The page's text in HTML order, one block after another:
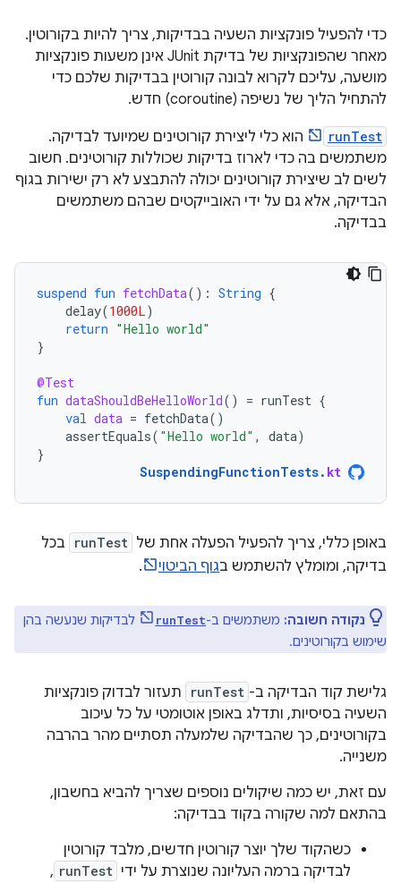
כדי להפעיל פונקציות השעיה בבדיקות, צריך להיות בקורוטין.
מאחר שהפונקציות של בדיקת JUnit אינן משעות פונקציות
מושעה, עליכם לקרוא לבונה קורוטין בבדיקות שלכם כדי
להתחיל הליך של נשיפה (coroutine) חדש.
runTest
הוא כלי ליצירת קורוטינים שמיועד לבדיקה.
משתמשים בה כדי לארוז בדיקות שכוללות קורוטינים. חשוב
לשים לב שיצירת קורוטינים יכולה להתבצע לא רק ישירות בגוף
הבדיקה, אלא גם על ידי האובייקטים שבהם משתמשים
בבדיקה.
suspend fun fetchData(): String {
delay(1000L)
return "Hello world"
}
@Test
fun dataShouldBeHelloWorld() = runTest {
val data = fetchData()
assertEquals( "Hello world" , data)
}
SuspendingFunctionTests. kt
באופן כללי, צריך להפעיל הפעלה אחת של runTest
בכל
בדיקה, ומומלץ להשתמש בגוף הביטוי .
נקודה חשובה: משתמשים ב-runTest
לבדיקות שנעשה בהן
שימוש בקורוטינים.
גלישת קוד הבדיקה ב- runTest
תעזור לבדוק פונקציות
השעיה בסיסיות, ותדלג באופן אוטומטי על כל עיכוב
בקורוטינים, כך שהבדיקה שלמעלה תסתיים מהר בהרבה
משנייה.
עם זאת, יש כמה שיקולים נוספים שצריך להביא בחשבון,
בהתאם למה שקורה בקוד בבדיקה:
כשהקוד שלך יוצר קורוטין חדשים, מלבד קורוטין
לבדיקה ברמה העליונה שנוצרת על ידי runTest
,